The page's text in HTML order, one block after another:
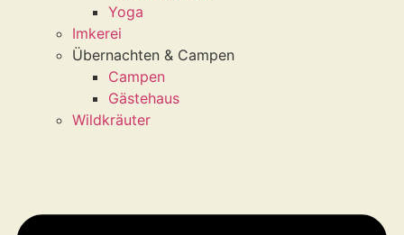
Yoga
Imkerei
Übernachten & Campen
Campen
Gästehaus
Wildkräuter